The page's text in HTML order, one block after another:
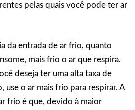
pelas quais você pode ter ar
da entrada de ar frio, quanto
mais frio o ar que respira.
deseja ter uma alta taxa de
use o ar mais frio para respirar. A
frio é que, devido à maior